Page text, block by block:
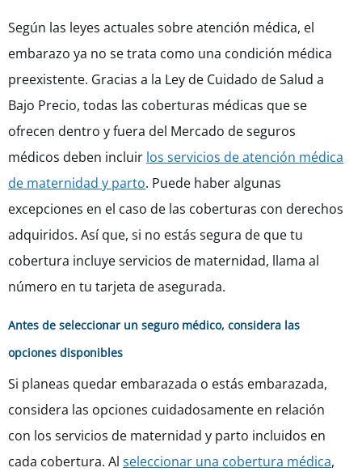
Según las leyes actuales sobre atención médica, el
embarazo ya no se trata como una condición médica
preexistente. Gracias a la Ley de Cuidado de Salud a
Bajo Precio, todas las coberturas médicas que se
ofrecen dentro y fuera del Mercado de seguros
médicos deben incluir los servicios de atención médica
de maternidad y parto. Puede haber algunas
excepciones en el caso de las coberturas con derechos
adquiridos. Así que, si no estás segura de que tu
cobertura incluye servicios de maternidad, llama al
número en tu tarjeta de asegurada.
Antes de seleccionar un seguro médico, considera las
opciones disponibles
Si planeas quedar embarazada o estás embarazada,
considera las opciones cuidadosamente en relación
con los servicios de maternidad y parto incluidos en
cada cobertura. Al seleccionar una cobertura médica,